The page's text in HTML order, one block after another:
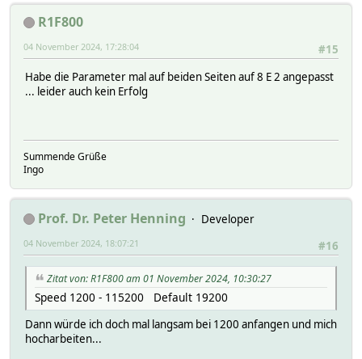
R1F800
#15
04 November 2024, 17:28:04
Habe die Parameter mal auf beiden Seiten auf 8 E 2 angepasst
... leider auch kein Erfolg
Summende Grüße
Ingo
Prof. Dr. Peter Henning
Developer
#16
04 November 2024, 18:07:21
Zitat von: R1F800 am 01 November 2024, 10:30:27
Speed 1200 - 115200 Default 19200
Dann würde ich doch mal langsam bei 1200 anfangen und mich
hocharbeiten...